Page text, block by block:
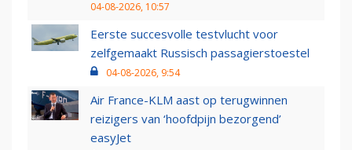
04-08-2026, 10:57
Eerste succesvolle testvlucht voor
zelfgemaakt Russisch passagierstoestel
04-08-2026, 9:54
Air France-KLM aast op terugwinnen
reizigers van ‘hoofdpijn bezorgend’
easyJet